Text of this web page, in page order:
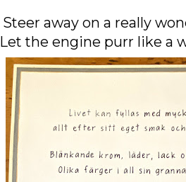
Steer away on a really
Let the engine purr like a